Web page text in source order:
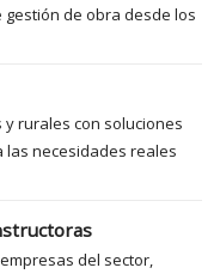
de obra desde los
rurales con soluciones
las necesidades reales
del sector,